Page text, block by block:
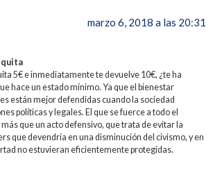
marzo 6, 2018 a las 20:31
quita
5€ e inmediatamente te devuelve 10€, ¿te ha
hace un estado mínimo. Ya que el bienestar
están mejor defendidas cuando la sociedad
políticas y legales. El que se fuerce a todo el
que un acto defensivo, que trata de evitar la
que devendría en una disminución del civismo, y en
no estuvieran eficientemente protegidas.